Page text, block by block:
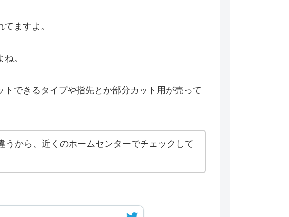
ますよ。
。
できるタイプや指先とか部分カット用が売って
うから、近くのホームセンターでチェックして